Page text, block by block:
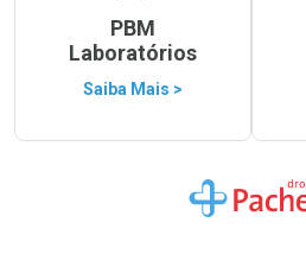
PBM
Laboratórios
Saiba Mais >
Ir para a Home